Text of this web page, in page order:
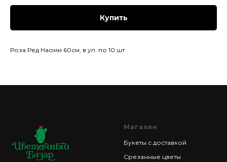
Купить
Роза Ред Наоми 60см, в уп. по 10 шт
Магазин
Букеты с доставкой
Срезанные цветы